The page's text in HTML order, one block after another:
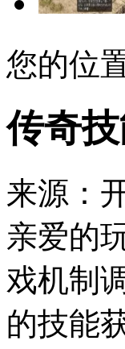
您的位
传奇
来源：
亲爱的
戏机制
的技能